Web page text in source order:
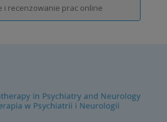
i recenzowanie prac online